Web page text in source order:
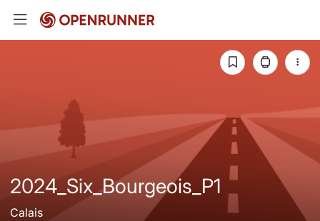
2024_Six_Bourgeois_P1
Calais